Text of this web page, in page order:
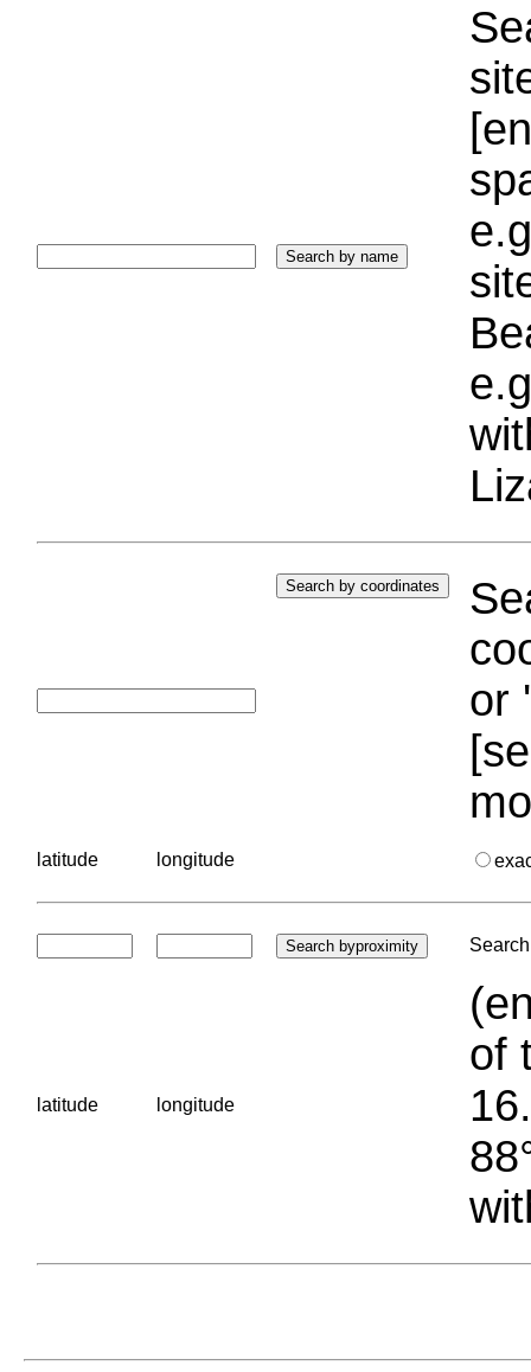
or
latitude longitude
latitude longitude
of